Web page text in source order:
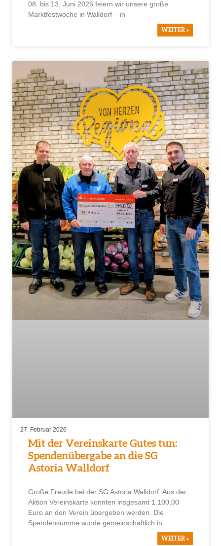
08. bis 13. Juni 2026 feiern wir unsere große
Marktfestwoche in Walldorf – in
WEITER »
Mit der Vereinskarte Gutes tun:
Spendenübergabe an die SG
Astoria Walldorf
Große Freude bei der SG Astoria Walldorf: Aus der
Aktion Vereinskarte konnten insgesamt 1.100,00
Euro an den Verein übergeben werden. Die
Spendensumme wurde gemeinschaftlich in
WEITER »
27. Februar 2026